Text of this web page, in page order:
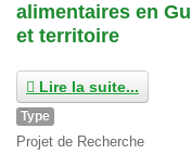
alimentaires en
et territoire
Lire la suite...
Type
Projet de Recherche